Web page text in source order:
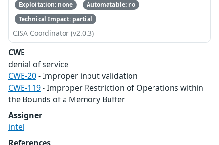
Exploitation: none
Automatable: no
Technical Impact: partial
CISA Coordinator (v2.0.3)
CWE
denial of service
CWE-20- Improper input validation
CWE-119- Improper Restriction of Operations within
the Bounds of a Memory Buffer
Assigner
intel
References